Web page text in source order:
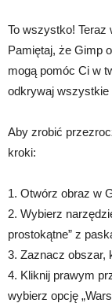
To wszystko!
Pamiętaj, że Gimp
mogą pomóc Ci w
odkrywaj wszystkie
Aby zrobić
kroki:
1. Otwórz obraz w
2. Wybierz
prostokątne” z
3. Zaznacz obszar,
4. Kliknij prawym
wybierz opcję